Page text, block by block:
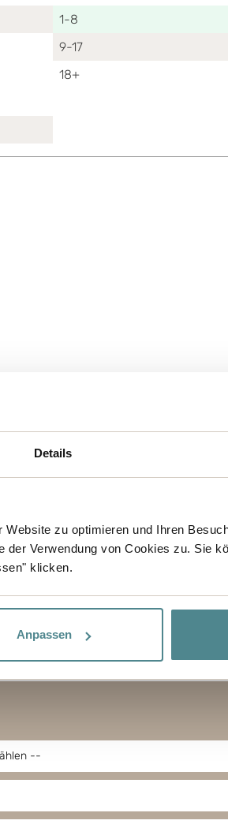
Details
zu optimieren und Ihren
Verwendung von Cookies zu. Sie
klicken.
Anpassen
1-8
9-17
18+